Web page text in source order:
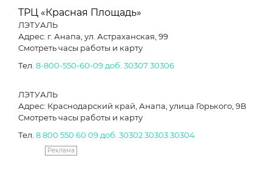
ТРЦ «Красная Площадь»
ЛЭТУАЛЬ
Адрес: г. Анапа, ул. Астраханская, 99
Смотреть часы работы и карту
Тел. 8-800-550-60-09 доб. 30307 30306
ЛЭТУАЛЬ
Адрес: Краснодарский край, Анапа, улица Горького, 9В
Смотреть часы работы и карту
Тел. 8 800 550 60 09 доб. 303023030330304
Реклама